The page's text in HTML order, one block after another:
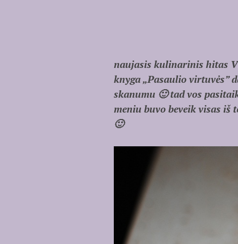
naujasis kulinarinis hitas
knyga „Pasaulio virtuvės”
skanumu 🙂 tad vos
meniu buvo beveik visas
🙂